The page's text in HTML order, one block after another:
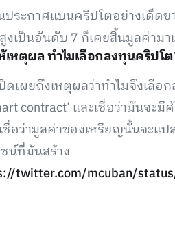
ประกาศแบนคริปโตอย่างเด็ด
งเป็นอันดับ 7 ก็เคยสิ้นมูลค่าม
เหตุผล ทำไมเลือกลงทุนคริปโ
เผยถึงเหตุผลว่าทำไมจึงเลือก
contract’ และเชื่อว่ามันจ
อว่ามูลค่าของเหรียญนั้นจะแ
น์ที่มันสร้าง
twitter.com/mcuban/